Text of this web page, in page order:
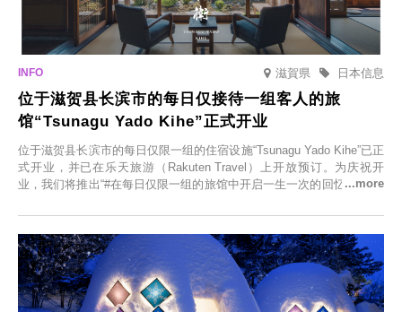
滋賀県 日本信息
位于滋贺县长滨市的每日仅接待一组客人的旅
馆“Tsunagu Yado Kihe”正式开业
位于滋贺县长滨市的每日仅限一组的住宿设施“Tsunagu Yado Kihe”已正
式开业，并已在乐天旅游（Rakuten Travel）上开放预订。为庆祝开
业，我们将推出“#在每日仅限一组的旅馆中开启一生一次的回忆之旅”活
在此与重要之人共度一段难忘的特别时光。